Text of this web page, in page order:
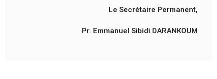
Le Secrétaire Permanent,
Pr. Emmanuel Sibidi DARANKOUM